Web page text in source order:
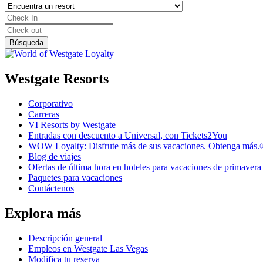
Westgate Resorts
Corporativo
Carreras
VI Resorts by Westgate
Entradas con descuento a Universal, con Tickets2You
WOW Loyalty: Disfrute más de sus vacaciones. Obtenga
Blog de viajes
Ofertas de última hora en hoteles para vacaciones de primavera
Paquetes para vacaciones
Contáctenos
Explora más
Descripción general
Empleos en Westgate Las Vegas
Modifica tu reserva